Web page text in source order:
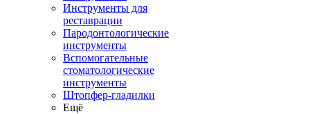
Инструменты для
реставрации
Пародонтологические
инструменты
Вспомогательные
стоматологические
инструменты
Штопфер-гладилки
Ещё